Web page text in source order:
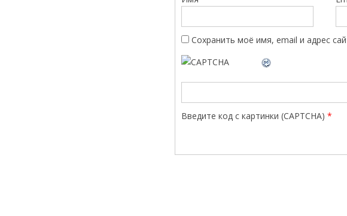
Сохранить моё имя, email и адрес
Введите код с картинки (CAPTCHA) *